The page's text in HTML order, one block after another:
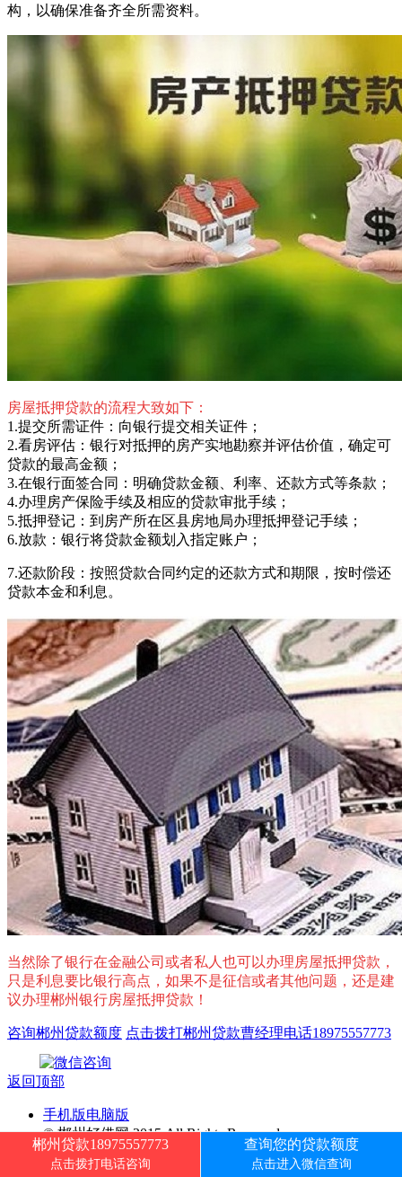
构，以确保准备齐全所需资料。
房屋抵押贷款的流程大致如下：
1.提交所需证件：向银行提交相关证件；
2.看房评估：银行对抵押的房产实地勘察并评估价值，确定可
贷款的最高金额；
3.在银行面签合同：明确贷款金额、利率、还款方式等条款；
4.办理房产保险手续及相应的贷款审批手续；
5.抵押登记：到房产所在区县房地局办理抵押登记手续；
6.放款：银行将贷款金额划入指定账户；
7.还款阶段：按照贷款合同约定的还款方式和期限，按时偿还
贷款本金和利息。
当然除了银行在金融公司或者私人也可以办理房屋抵押贷款，
只是利息要比银行高点，如果不是征信或者其他问题，还是建
议办理郴州银行房屋抵押贷款！
咨询郴州贷款额度 点击拨打郴州贷款曹经理电话18975557773
返回顶部
手机版电脑版
© 郴州好借网 2015 All Rights Reserved.
代哥seo-Powered by DouPHP 湘ICP备2022008347号-1
郴州贷款18975557773
点击拨打电话咨询
查询您的贷款额度
点击进入微信查询